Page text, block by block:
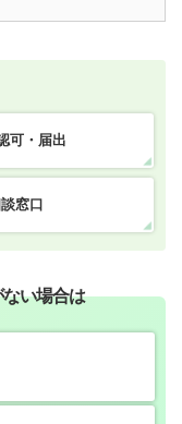
可・届出
窓口
い場合は